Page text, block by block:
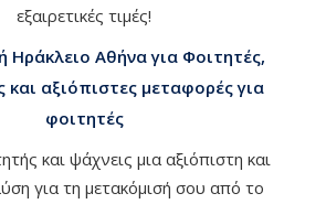
εξαιρετικές τιμές!
Ηράκλειο Αθήνα για Φοιτητές,
και αξιόπιστες μεταφορές για
φοιτητές
και ψάχνεις μια αξιόπιστη και
για τη μετακόμισή σου από το